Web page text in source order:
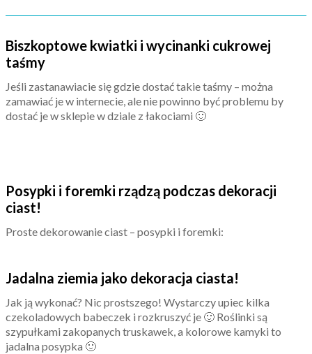
Biszkoptowe kwiatki i wycinanki cukrowej
taśmy
Jeśli zastanawiacie się gdzie dostać takie taśmy – można
zamawiać je w internecie, ale nie powinno być problemu by
dostać je w sklepie w dziale z łakociami 🙂
Posypki i foremki rządzą podczas dekoracji
ciast!
Proste dekorowanie ciast – posypki i foremki:
Jadalna ziemia jako dekoracja ciasta!
Jak ją wykonać? Nic prostszego! Wystarczy upiec kilka
czekoladowych babeczek i rozkruszyć je 🙂 Roślinki są
szypułkami zakopanych truskawek, a kolorowe kamyki to
jadalna posypka 🙂